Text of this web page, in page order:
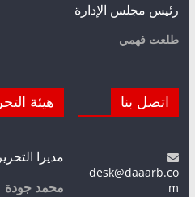
رئيس مجلس الإدارة
طلعت فهمي
اتصل بنا
desk@daaarb.co
m
هيئة
مديرا التحرير
محمد جودة